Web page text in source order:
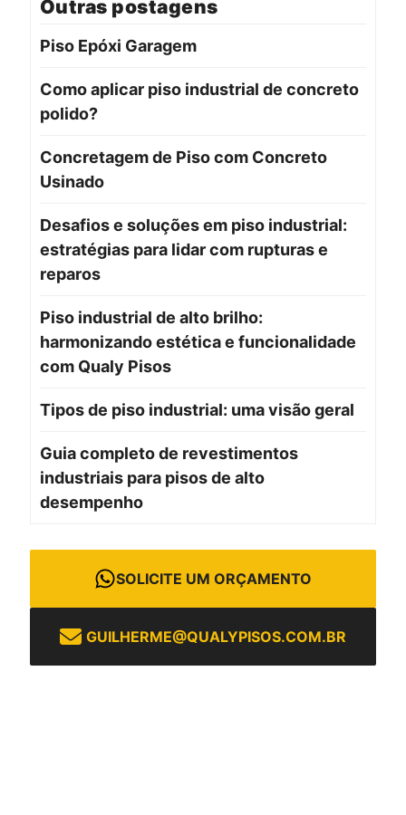
Outras postagens
Piso Epóxi Garagem
Como aplicar piso industrial de concreto
polido?
Concretagem de Piso com Concreto
Usinado
Desafios e soluções em piso industrial:
estratégias para lidar com rupturas e
reparos
Piso industrial de alto brilho:
harmonizando estética e funcionalidade
com Qualy Pisos
Tipos de piso industrial: uma visão geral
Guia completo de revestimentos
industriais para pisos de alto
desempenho
SOLICITE UM ORÇAMENTO
GUILHERME@QUALYPISOS.COM.BR